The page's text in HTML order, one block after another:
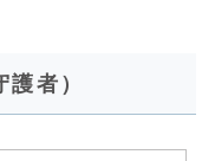
者）